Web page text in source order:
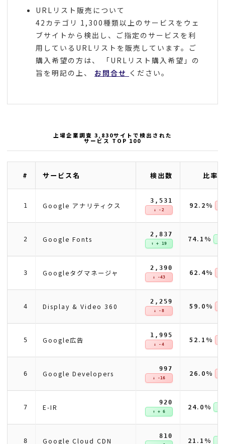
URLリスト販売について
42カテゴリ 1,300種類以上のサービスをウェ
ブサイトから検出し、ご指定のサービスを利
用しているURLリストを販売しています。ご
購入希望の方は、 「URLリスト購入希望」の
旨を明記の上、 お問合せ ください。
上場企業調査 3,830サイトで検出された
サービス TOP 100
# サービス名 検出数 比率(
1 Google アナリティクス
3,531
↓ -2 92.2%
2 Google Fonts
2,837
↑ + 19 74.1%
3 Googleタグマネージャ
2,390
↓ -43 62.4%
4 Display & Video 360
2,259
↓ -8 59.0%
5 Google広告
1,995
↓ -4 52.1%
6 Google Developers
997
↓ -16 26.0%
7 E-IR
920
↑ + 6 24.0%
8 Google Cloud CDN
810
21.1%